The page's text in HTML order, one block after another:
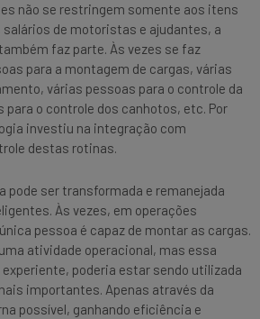
não se restringem somente aos itens
de motoristas e ajudantes, a
faz parte. Às vezes se faz
para a montagem de cargas, várias
várias pessoas para o controle da
para o controle dos canhotos, etc. Por
investiu na integração com
destas rotinas.
pode ser transformada e remanejada
Às vezes, em operações
pessoa é capaz de montar as cargas.
atividade operacional, mas essa
poderia estar sendo utilizada
importantes. Apenas através da
possível, ganhando eficiência e